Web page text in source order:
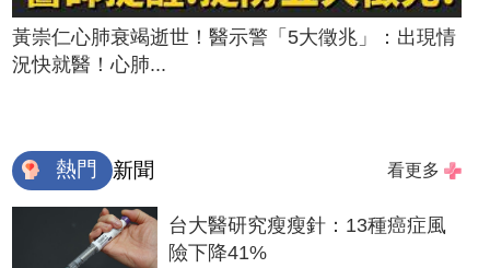
黃崇仁心肺衰竭逝世！醫示警「5大徵兆」：出現情
況快就醫！心肺...
熱門 新聞 看更多
台大醫研究瘦瘦針：13種癌症風
險下降41%